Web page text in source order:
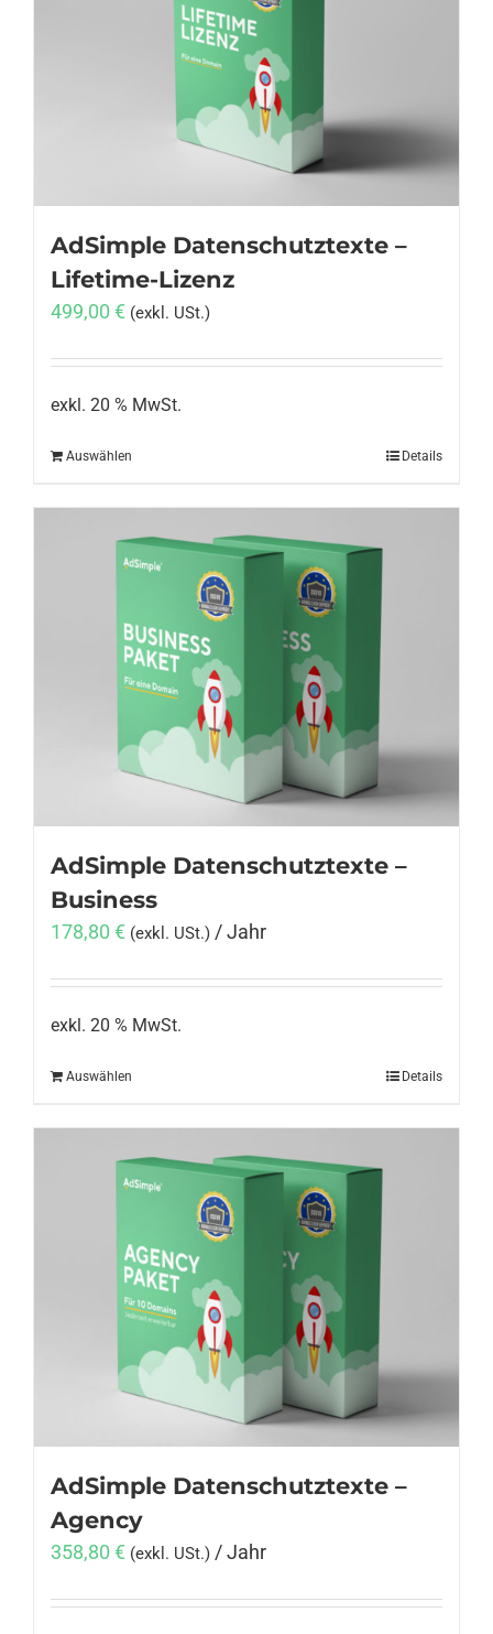
AdSimple Datenschutztexte –
Lifetime-Lizenz
499,00 € (exkl. USt.)
exkl. 20 % MwSt.
Auswählen Details
AdSimple Datenschutztexte –
Business
178,80 € (exkl. USt.) / Jahr
exkl. 20 % MwSt.
Auswählen Details
AdSimple Datenschutztexte –
Agency
358,80 € (exkl. USt.) / Jahr